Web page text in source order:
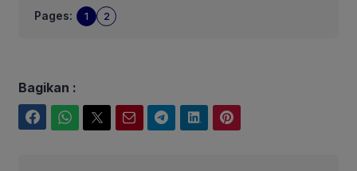
Pages: 1 2
Bagikan :